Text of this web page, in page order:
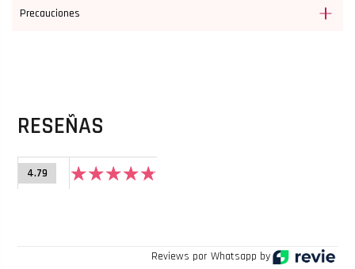
Precauciones
RESEÑAS
4.79
Reviews por Whatsapp by